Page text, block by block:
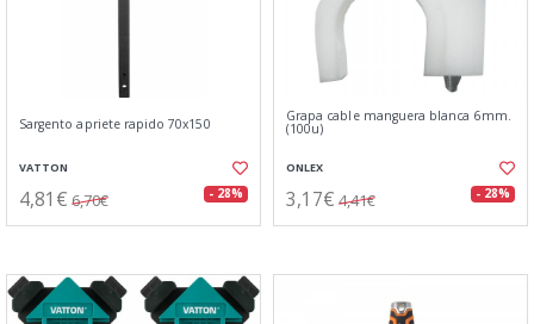
Sargento apriete rapido 70x150
VATTON
4,81€ 6,70€ - 28%
Grapa cable manguera blanca 6mm.
(100u)
ONLEX
3,17€ 4,41€ - 28%